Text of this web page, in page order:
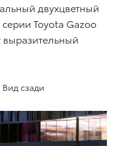
двухцветный
Toyota Gazoo
выразительный
Вид сзади